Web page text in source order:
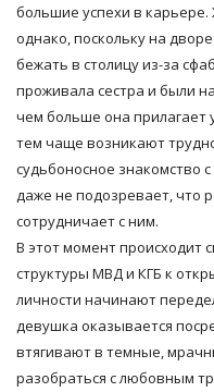
большие успехи в
однако, поскольку на
бежать в столицу из-за
проживала сестра и были
чем больше она прилагает
тем чаще возникают
судьбоносное знакомство
даже не подозревает, что
сотрудничает с ним.
В этот момент происходит
структуры МВД и КГБ к
личности начинают
девушка оказывается
втягивают в темные,
разобраться с любовным